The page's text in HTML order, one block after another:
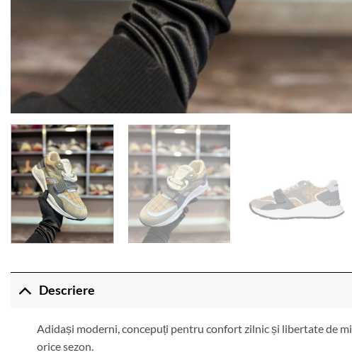
Descriere
Adidași moderni, concepuți pentru confort zilnic și libertate de
orice sezon.